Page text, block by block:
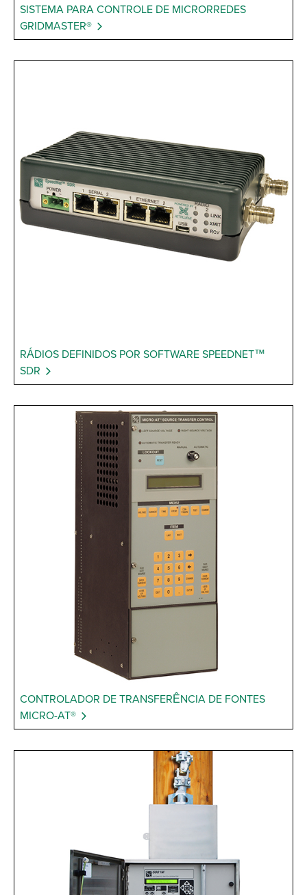
SISTEMA PARA CONTROLE DE MICRORREDES
GRIDMASTER®
RÁDIOS DEFINIDOS POR SOFTWARE SPEEDNET™
SDR
CONTROLADOR DE TRANSFERÊNCIA DE FONTES
MICRO-AT®